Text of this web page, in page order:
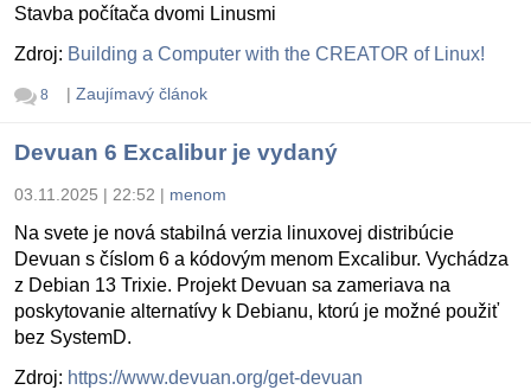
Stavba počítača dvomi Linusmi
Zdroj: Building a Computer with the CREATOR of Linux!
8 | Zaujímavý článok
Devuan 6 Excalibur je vydaný
03.11.2025 | 22:52 | menom
Na svete je nová stabilná verzia linuxovej distribúcie
Devuan s číslom 6 a kódovým menom Excalibur. Vychádza
z Debian 13 Trixie. Projekt Devuan sa zameriava na
poskytovanie alternatívy k Debianu, ktorú je možné použiť
bez SystemD.
Zdroj: https://www.devuan.org/get-devuan